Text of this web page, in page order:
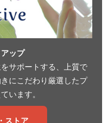
ップ
サポートする、上質で
にこだわり厳選したプ
います。
ストア